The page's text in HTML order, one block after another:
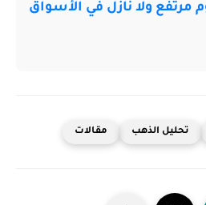
مرتفع ولا نازل في الأسواق
تحليل الذهب مقالات